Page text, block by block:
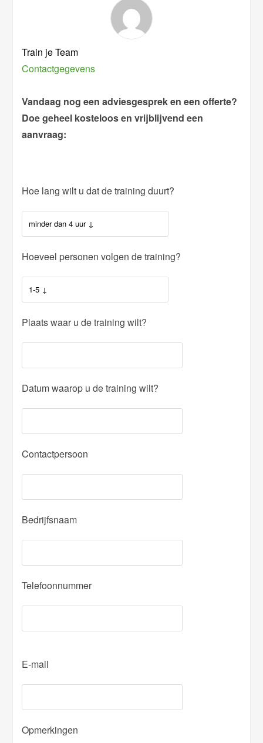
Train je Team
Contactgegevens
Vandaag nog een adviesgesprek en een offerte?
Doe geheel kosteloos en vrijblijvend een
aanvraag:
Hoe lang wilt u dat de training duurt?
Hoeveel personen volgen de training?
Plaats waar u de training wilt?
Datum waarop u de training wilt?
Contactpersoon
Bedrijfsnaam
Telefoonnummer
l
e
e
E-mail
Opmerkingen